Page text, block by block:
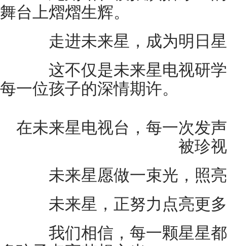
舞台上熠熠生辉。
走进未来星，成为明日
这不仅是未来星电视研学
每一位孩子的深情期许。
在未来星电视台，每一次发
被珍视
未来星愿做一束光，照亮
未来星，正努力点亮更多
我们相信，每一颗星星都